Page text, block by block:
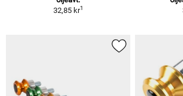
32,85 kr1